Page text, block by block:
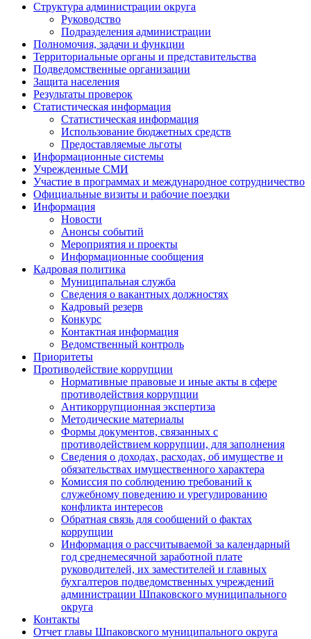
Структура администрации округа
Руководство
Подразделения администрации
Полномочия, задачи и функции
Территориальные органы и представительства
Подведомственные организации
Защита населения
Результаты проверок
Статистическая информация
Статистическая информация
Использование бюджетных средств
Предоставляемые льготы
Информационные системы
Учрежденные СМИ
Участие в программах и международное сотрудничество
Официальные визиты и рабочие поездки
Информация
Новости
Анонсы событий
Мероприятия и проекты
Информационные сообщения
Кадровая политика
Муниципальная служба
Сведения о вакантных должностях
Кадровый резерв
Конкурс
Контактная информация
Ведомственный контроль
Приоритеты
Противодействие коррупции
Нормативные правовые и иные акты в сфере
противодействия коррупции
Антикоррупционная экспертиза
Методические материалы
Формы документов, связанных с
противодействием коррупции, для заполнения
Сведения о доходах, расходах, об имуществе и
обязательствах имущественного характера
Комиссия по соблюдению требований к
служебному поведению и урегулированию
конфликта интересов
Обратная связь для сообщений о фактах
коррупции
Информация о рассчитываемой за календарный
год среднемесячной заработной плате
руководителей, их заместителей и главных
бухгалтеров подведомственных учреждений
администрации Шпаковского муниципального
округа
Контакты
Отчет главы Шпаковского муниципального округа